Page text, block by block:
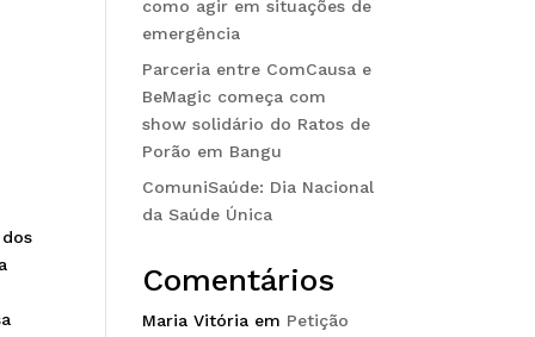
como agir em situações de
emergência
Parceria entre ComCausa e
BeMagic começa com
show solidário do Ratos de
Porão em Bangu
ComuniSaúde: Dia Nacional
da Saúde Única
Comentários
Maria Vitória em Petição